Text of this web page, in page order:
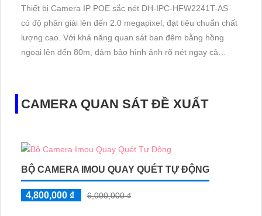
Thiết bị Camera IP POE sắc nét DH-IPC-HFW2241T-AS
có độ phân giải lên đến 2.0 megapixel, đạt tiêu chuẩn chất
lượng cao. Với khả năng quan sát ban đêm bằng hồng
ngoại lên đến 80m, đảm bảo hình ảnh rõ nét ngay cả
CAMERA QUAN SÁT ĐỀ XUẤT
BỘ CAMERA IMOU QUAY QUÉT TỰ ĐỘNG
4,800,000 ₫ 6,000,000 ₫